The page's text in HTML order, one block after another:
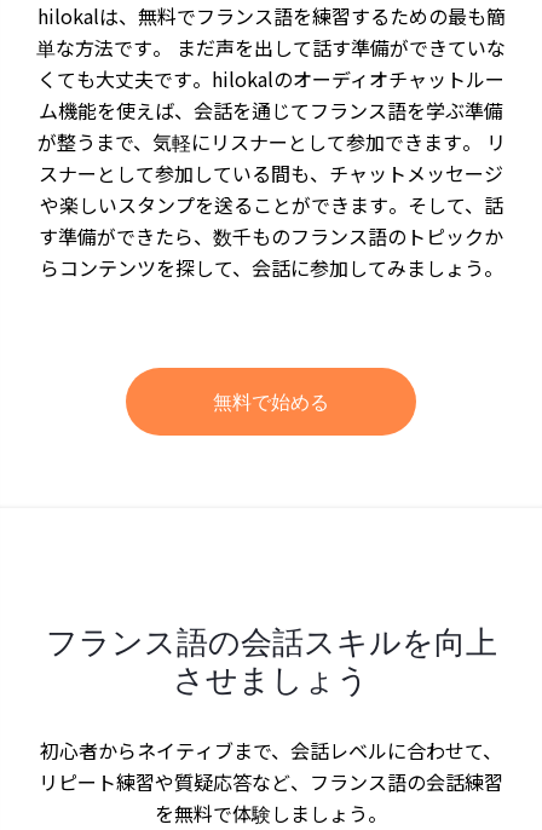
hilokalは、無料でフランス語を練習するための最も簡
単な方法です。 まだ声を出して話す準備ができていな
くても大丈夫です。hilokalのオーディオチャットルー
ム機能を使えば、会話を通じてフランス語を学ぶ準備
が整うまで、気軽にリスナーとして参加できます。 リ
スナーとして参加している間も、チャットメッセージ
や楽しいスタンプを送ることができます。そして、話
す準備ができたら、数千ものフランス語のトピックか
らコンテンツを探して、会話に参加してみましょう。
無料で始める
フランス語の会話スキルを向上
させましょう
初心者からネイティブまで、会話レベルに合わせて、
リピート練習や質疑応答など、フランス語の会話練習
を無料で体験しましょう。